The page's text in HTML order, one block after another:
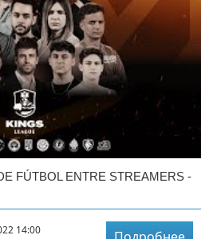
FÚTBOL ENTRE STREAMERS -
14:00